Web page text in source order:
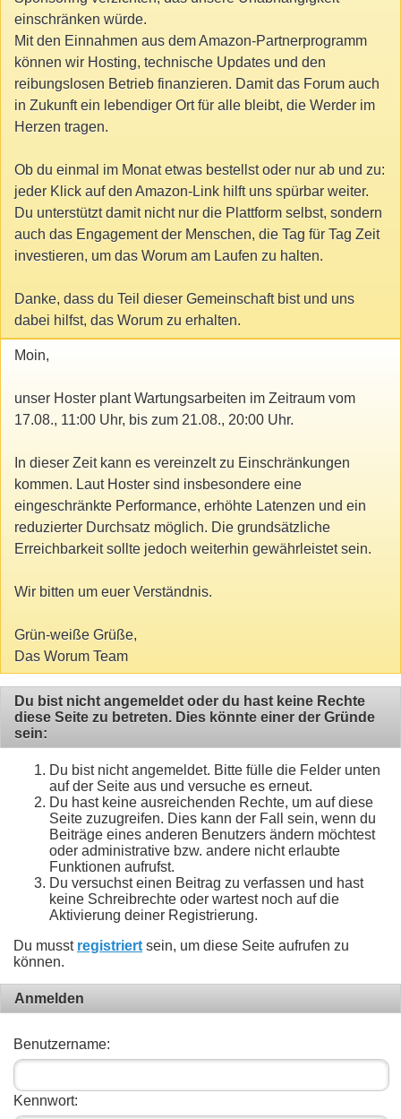
einschränken würde.
Mit den Einnahmen aus dem Amazon-Partnerprogramm
können wir Hosting, technische Updates und den
reibungslosen Betrieb finanzieren. Damit das Forum auch
in Zukunft ein lebendiger Ort für alle bleibt, die Werder im
Herzen tragen.
Ob du einmal im Monat etwas bestellst oder nur ab und zu:
jeder Klick auf den Amazon-Link hilft uns spürbar weiter.
Du unterstützt damit nicht nur die Plattform selbst, sondern
auch das Engagement der Menschen, die Tag für Tag Zeit
investieren, um das Worum am Laufen zu halten.
Danke, dass du Teil dieser Gemeinschaft bist und uns
dabei hilfst, das Worum zu erhalten.
Moin,
unser Hoster plant Wartungsarbeiten im Zeitraum vom
17.08., 11:00 Uhr, bis zum 21.08., 20:00 Uhr.
In dieser Zeit kann es vereinzelt zu Einschränkungen
kommen. Laut Hoster sind insbesondere eine
eingeschränkte Performance, erhöhte Latenzen und ein
reduzierter Durchsatz möglich. Die grundsätzliche
Erreichbarkeit sollte jedoch weiterhin gewährleistet sein.
Wir bitten um euer Verständnis.
Grün-weiße Grüße,
Das Worum Team
Du bist nicht angemeldet oder du hast keine Rechte
diese Seite zu betreten. Dies könnte einer der Gründe
sein:
Du bist nicht angemeldet. Bitte fülle die Felder unten
auf der Seite aus und versuche es erneut.
Du hast keine ausreichenden Rechte, um auf diese
Seite zuzugreifen. Dies kann der Fall sein, wenn du
Beiträge eines anderen Benutzers ändern möchtest
oder administrative bzw. andere nicht erlaubte
Funktionen aufrufst.
Du versuchst einen Beitrag zu verfassen und hast
keine Schreibrechte oder wartest noch auf die
Aktivierung deiner Registrierung.
Du musst registriert sein, um diese Seite aufrufen zu
können.
Anmelden
Benutzername:
Kennwort: